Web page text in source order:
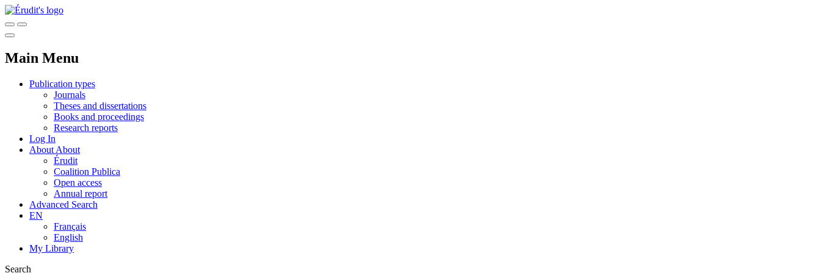
Main Menu
Publication types
Journals
Theses and dissertations
Books and proceedings
Research reports
Log In
About About
Érudit
Coalition Publica
Open access
Annual report
Advanced Search
EN
Français
English
My Library
Search